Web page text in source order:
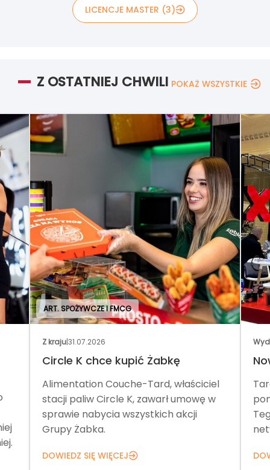
LICENCJE MASTER (3)
Z OSTATNIEJ CHWILI POKAŻ WSZYSTKIE
ART. SPOŻYWCZE I FMCG
Z kraju|31.07.2026
Circle K chce kupić Żabkę
Alimentation Couche-Tard, właściciel
stacji paliw Circle K, zawarł umowę w
sprawie nabycia wszystkich akcji
Grupy Żabka.
DOWIEDZ SIĘ WIĘCEJ